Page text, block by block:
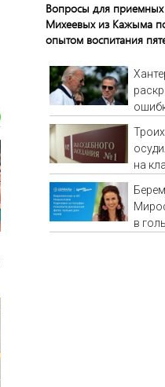
Вопросы для приемных
Михеевых из Кажыма
опытом воспитания
на
в